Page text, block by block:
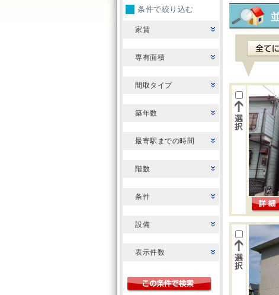
条件で絞り込む
家賃
専有面積
間取タイプ
築年数
最寄駅までの時間
階数
条件
設備
表示件数